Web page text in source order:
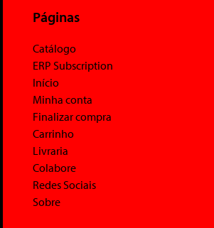
Páginas
Catálogo
ERP Subscription
Início
Minha conta
Finalizar compra
Carrinho
Livraria
Colabore
Redes Sociais
Sobre